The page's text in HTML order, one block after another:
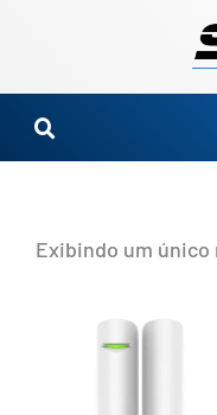
conteúdo
Exibindo um único